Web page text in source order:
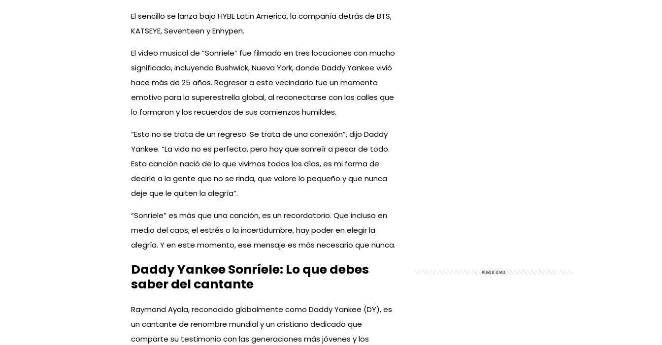
El sencillo se lanza bajo HYBE Latin America, la compañía detrás de BTS,
KATSEYE, Seventeen y Enhypen.
El video musical de “Sonríele” fue filmado en tres locaciones con mucho
significado, incluyendo Bushwick, Nueva York, donde Daddy Yankee vivió
hace más de 25 años. Regresar a este vecindario fue un momento
emotivo para la superestrella global, al reconectarse con las calles que
lo formaron y los recuerdos de sus comienzos humildes.
“Esto no se trata de un regreso. Se trata de una conexión”, dijo Daddy
Yankee. “La vida no es perfecta, pero hay que sonreír a pesar de todo.
Esta canción nació de lo que vivimos todos los días, es mi forma de
decirle a la gente que no se rinda, que valore lo pequeño y que nunca
deje que le quiten la alegría”.
“Sonríele” es más que una canción, es un recordatorio. Que incluso en
medio del caos, el estrés o la incertidumbre, hay poder en elegir la
alegría. Y en este momento, ese mensaje es más necesario que nunca.
Daddy Yankee Sonríele: Lo que debes
saber del cantante
Raymond Ayala, reconocido globalmente como Daddy Yankee (DY), es
un cantante de renombre mundial y un cristiano dedicado que
comparte su testimonio con las generaciones más jóvenes y los